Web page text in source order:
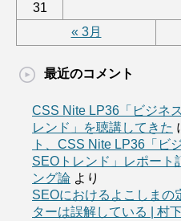
« 3月
31
最近のコメント
CSS Nite LP36「ビジネ
レンド」を聴講してきた
ト、CSS Nite LP36「ビ
SEOトレンド」レポート
ング論 より
SEOにおけるよこしまの
ターは誤解している | 村